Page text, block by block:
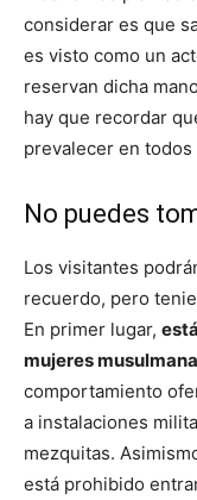
considerar es que
es visto como un
reservan dicha
hay que recordar
prevalecer en todos
No puedes
Los visitantes
recuerdo, pero
En primer lugar,
mujeres
comportamiento
a instalaciones
mezquitas.
está prohibido